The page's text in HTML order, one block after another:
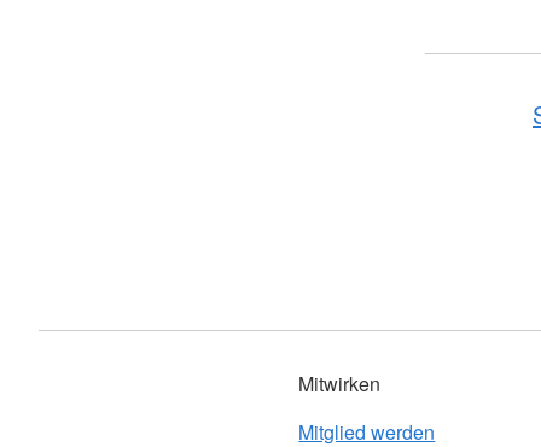
Mitwirken
Mitglied werden